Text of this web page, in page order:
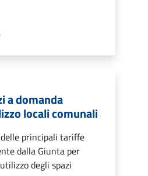
a domanda
locali comunali
principali tariffe
dalla Giunta per
degli spazi